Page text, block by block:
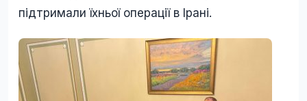
підтримали їхньої операції в Ірані.